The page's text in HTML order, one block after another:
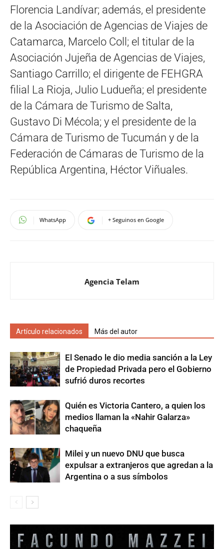
Florencia Landívar; además, el presidente
de la Asociación de Agencias de Viajes de
Catamarca, Marcelo Coll; el titular de la
Asociación Jujeña de Agencias de Viajes,
Santiago Carrillo; el dirigente de FEHGRA
filial La Rioja, Julio Ludueña; el presidente
de la Cámara de Turismo de Salta,
Gustavo Di Mécola; y el presidente de la
Cámara de Turismo de Tucumán y de la
Federación de Cámaras de Turismo de la
República Argentina, Héctor Viñuales.
WhatsApp + Seguinos en Google
Agencia Telam
Artículo relacionados Más del autor
El Senado le dio media sanción a la Ley
de Propiedad Privada pero el Gobierno
sufrió duros recortes
Quién es Victoria Cantero, a quien los
medios llaman la «Nahir Galarza»
chaqueña
Milei y un nuevo DNU que busca
expulsar a extranjeros que agredan a la
Argentina o a sus símbolos